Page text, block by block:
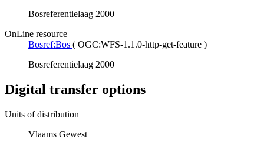
Bosreferentielaag 2000
OnLine resource
Bosref:Bos ( OGC:WFS-1.1.0-http-get-feature )
Bosreferentielaag 2000
Digital transfer options
Units of distribution
Vlaams Gewest